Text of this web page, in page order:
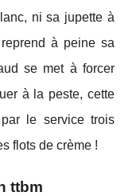
ni sa jupette à
à peine sa
se met à forcer
à la peste, cette
le service trois
flots de crème !
ttbm